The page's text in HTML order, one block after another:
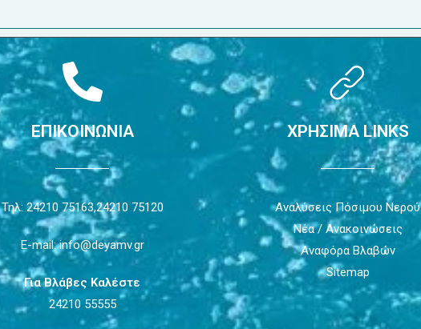
ΕΠΙΚΟΙΝΩΝΙΑ
Τηλ: 24210 75163,24210 75120
E-mail: info@deyamv.gr
Για Βλάβες Καλέστε
24210 55555
ΧΡΗΣΙΜΑ LINKS
Αναλύσεις Πόσιμου Νερού
Νέα / Ανακοινώσεις
Αναφόρα Βλαβών
Sitemap